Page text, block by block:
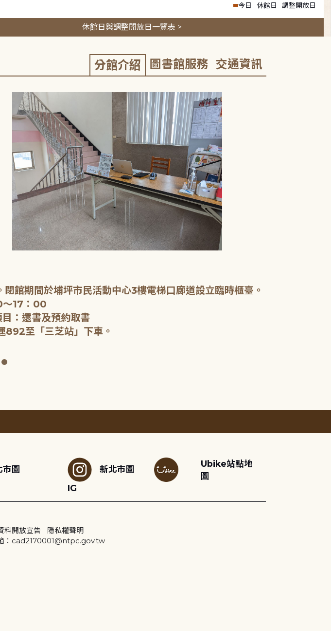
今日 休館日 調整開放日
休館日與調整開放日一覽表 >
分館介紹 圖書館服務 交通資訊
館期間於埔坪市民活動中心3樓電梯口廊道設立臨時櫃臺。
～17：00
：還書及預約取書
至「三芝站」下車。
市圖
新北市圖
IG
Ubike站點地
圖
料開放宣告 | 隱私權聲明
：cad2170001@ntpc.gov.tw